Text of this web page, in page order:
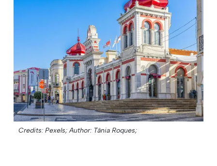
Credits: Pexels; Author: Tânia Roques;